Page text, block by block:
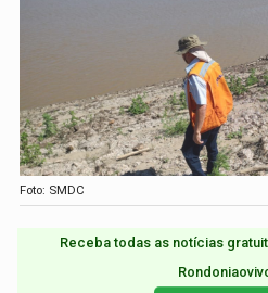
Foto: SMDC
Receba todas as notícias